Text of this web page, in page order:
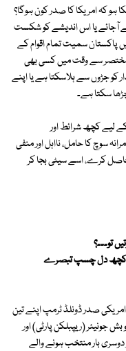
کہ امریکا کا صدر کون ہوگا؟
آجائے یا اس اندیشے کو شکست
پاکستان سمیت تمام اقوام کے
مختصر سے وقت میں کسی بھی
جڑوں سے ہلاسکتا ہے یا اپنے
سکتا ہے۔
لیے کچھ شرائط اور
سوچ کا حامل، نااہل اور منفی
کرے، اسے سیٹی بجا کر
تو۔۔۔؟
کچھ دل چسپ تبصرے
صدر ڈونلڈ ٹرمپ اپنے تین
جونیئر (ریپبلکن پارٹی) اور
دوسری بار منتخب ہونے والے